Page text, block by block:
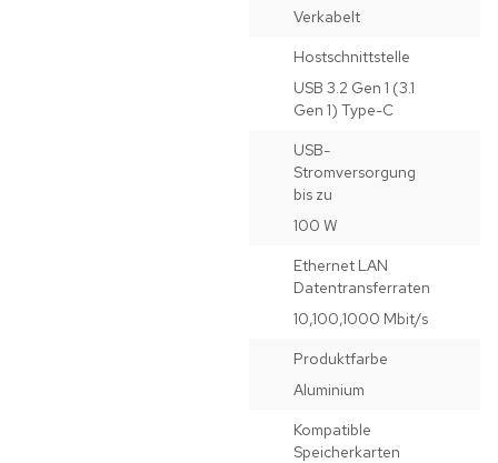
Verkabelt
Hostschnittstelle
USB 3.2 Gen 1 (3.1
Gen 1) Type-C
USB-
Stromversorgung
bis zu
100 W
Ethernet LAN
Datentransferraten
10,100,1000 Mbit/s
Produktfarbe
Aluminium
Kompatible
Speicherkarten